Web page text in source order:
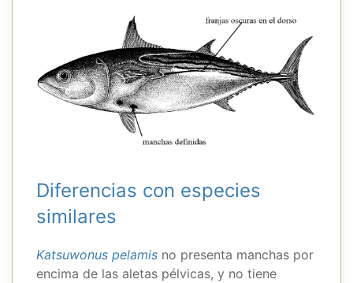
Diferencias con especies
similares
Katsuwonus pelamis no presenta manchas por
encima de las aletas pélvicas, y no tiene